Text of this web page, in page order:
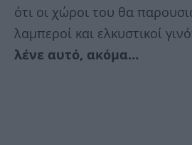
ότι οι χώροι του θα
λαμπεροί και ελκυστικοί
λένε αυτό, ακόμα…